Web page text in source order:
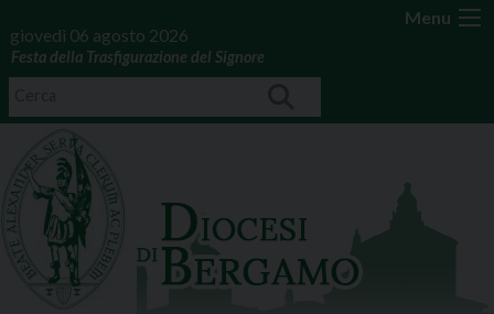
Menu
giovedì 06 agosto 2026
Festa della Trasfigurazione del Signore